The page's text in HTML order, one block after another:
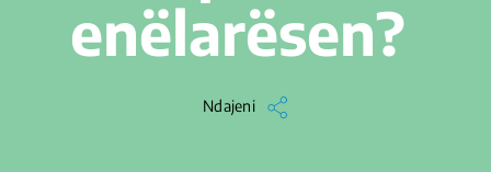
enëlarësen?
Ndajeni